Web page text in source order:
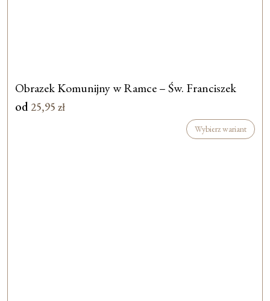
Obrazek Komunijny w Ramce – Św. Franciszek
od 25,95 zł
Wybierz wariant